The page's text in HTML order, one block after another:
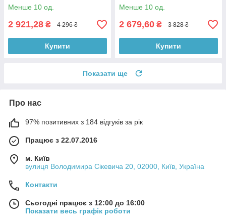
Менше 10 од.
2 921,28 ₴ 4 296 ₴
Купити
Менше 10 од.
2 679,60 ₴ 3 828 ₴
Купити
Показати ще
Про нас
97% позитивних з 184 відгуків за рік
Працює з 22.07.2016
м. Київ
вулиця Володимира Сікевича 20, 02000, Київ, Україна
Контакти
Сьогодні працює з 12:00 до 16:00
Показати весь графік роботи